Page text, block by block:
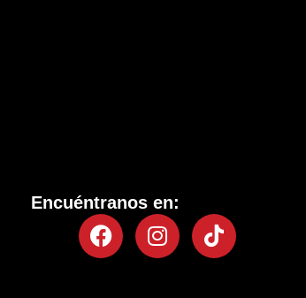
Encuéntranos en:
FacebookInstagram
Tiktok